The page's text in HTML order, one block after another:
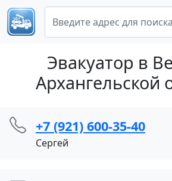
Эвакуатор в
Архангельской
+7 (921) 600-35-40
Сергей